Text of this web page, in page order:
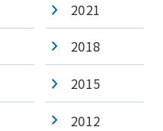
2021
2018
2015
2012